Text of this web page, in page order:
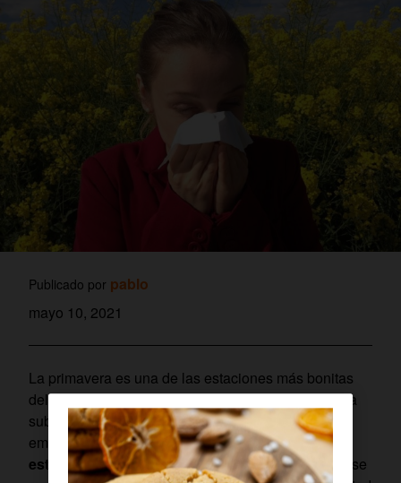
Publicado por pablo
mayo 10, 2021
La primavera es una de las estaciones más bonitas
del año para muchos. Las temperaturas empiezan a
subir y la floración está en su mejor momento. Sin
embargo,para las personas con alergia al polen
estas semanas pueden resultar un suplicio
que se